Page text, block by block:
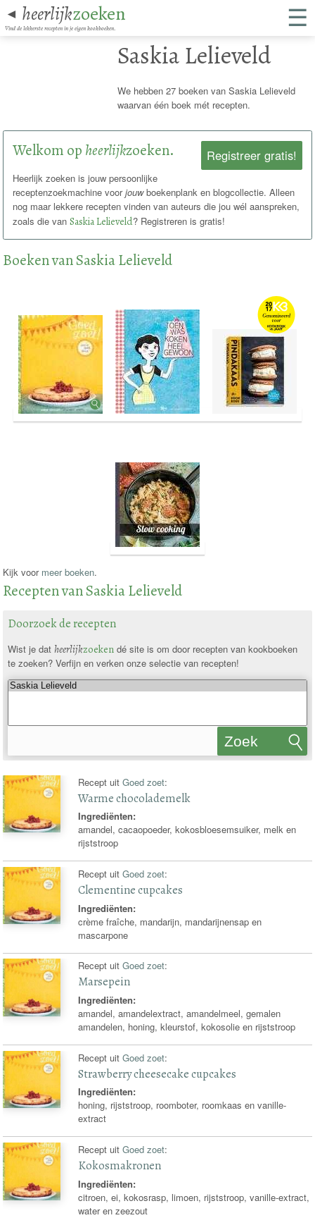
◄ heerlijkzoeken
Vind de lekkerste recepten in je eigen kookboeken. ☰
Saskia Lelieveld
We hebben 27 boeken van Saskia Lelieveld
waarvan één boek mét recepten.
Registreer gratis!
Welkom op heerlijkzoeken.
Heerlijk zoeken is jouw persoonlijke
receptenzoekmachine voorjouwboekenplank en blogcollectie. Alleen
nog maar lekkere recepten vinden van auteurs die jou wél aanspreken,
zoals die vanSaskia Lelieveld? Registreren is gratis!
Boeken van Saskia Lelieveld
Kijk voor meer boeken.
Recepten van Saskia Lelieveld
Doorzoek de recepten
Wist je dat heerlijkzoekendé site is om door recepten van kookboeken
te zoeken? Verfijn en verken onze selectie van recepten!
Zoek
Recept uitGoed zoet:
Warme chocolademelk
Ingrediënten:
amandel, cacaopoeder, kokosbloesemsuiker, melk en
rijststroop
Recept uitGoed zoet:
Clementine cupcakes
Ingrediënten:
crème fraîche, mandarijn, mandarijnensap en
mascarpone
Recept uitGoed zoet:
Marsepein
Ingrediënten:
amandel, amandelextract, amandelmeel, gemalen
amandelen, honing, kleurstof, kokosolie en rijststroop
Recept uitGoed zoet:
Strawberry cheesecake cupcakes
Ingrediënten:
honing, rijststroop, roomboter, roomkaas en vanille-
extract
Recept uitGoed zoet:
Kokosmakronen
Ingrediënten:
citroen, ei, kokosrasp, limoen, rijststroop, vanille-extract,
water en zeezout